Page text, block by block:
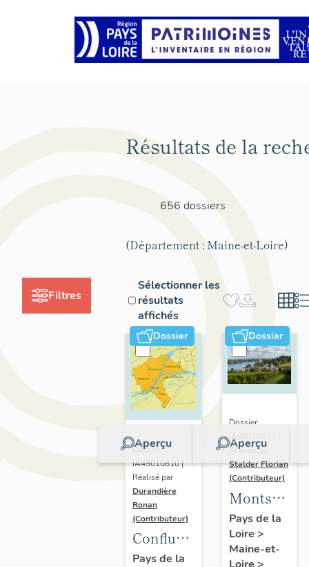
Filtres
Résultats de la
656 dossiers
(Département : Maine-et-Loire)
Sélectionner les
résultats
affichés
Dossier
Aperçu
Dossier
IA49010810 |
Réalisé par
Durandière
Ronan
(Contributeur)
Confluence
Maine-
Pays de la
Dossier
Aperçu
Dossier
IA49010823 |
Réalisé par
Stalder Florian
(Contributeur)
Montsoreau
:
de la
Pays de la
Loire >
Maine-et-